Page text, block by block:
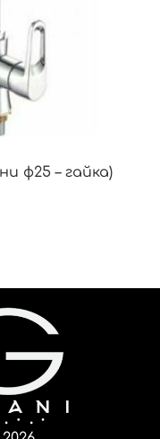
ф25 – гайка)